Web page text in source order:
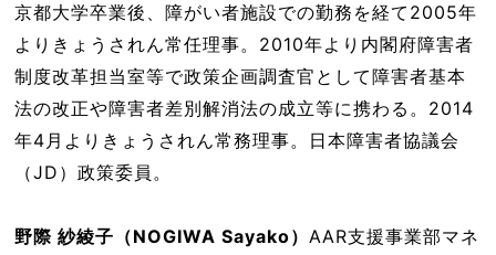
京都大学卒業後、障がい者施設での勤務を経て2005年
よりきょうされん常任理事。2010年より内閣府障害者
制度改革担当室等で政策企画調査官として障害者基本
法の改正や障害者差別解消法の成立等に携わる。2014
年4月よりきょうされん常務理事。日本障害者協議会
（JD）政策委員。
野際 紗綾子（NOGIWA Sayako） AAR支援事業部マネ